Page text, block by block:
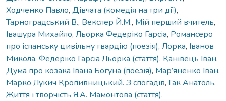
Ходченко Павло, Дівчата (комедія на три дії),
Тарноградський В., Векслер Й.М., Мій перший вчитель,
Івашура Михайло, Льорка Федеріко Гарсіа, Романсеро
про іспанську цивільну гвардію (поезія), Лорка, Іванов
Микола, Федеріко Гарсіа Льорка (стаття), Канівець Іван,
Дума про козака Івана Богуна (поезія), Мар’яненко Іван,
Марко Лукич Кропивницький. З спогадів, Гак Анатоль,
Життя і творчість Я.А. Мамонтова (стаття),